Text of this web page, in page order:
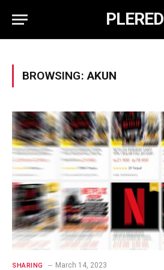
PLERED
BROWSING:AKUN
SHARING March 14, 2023